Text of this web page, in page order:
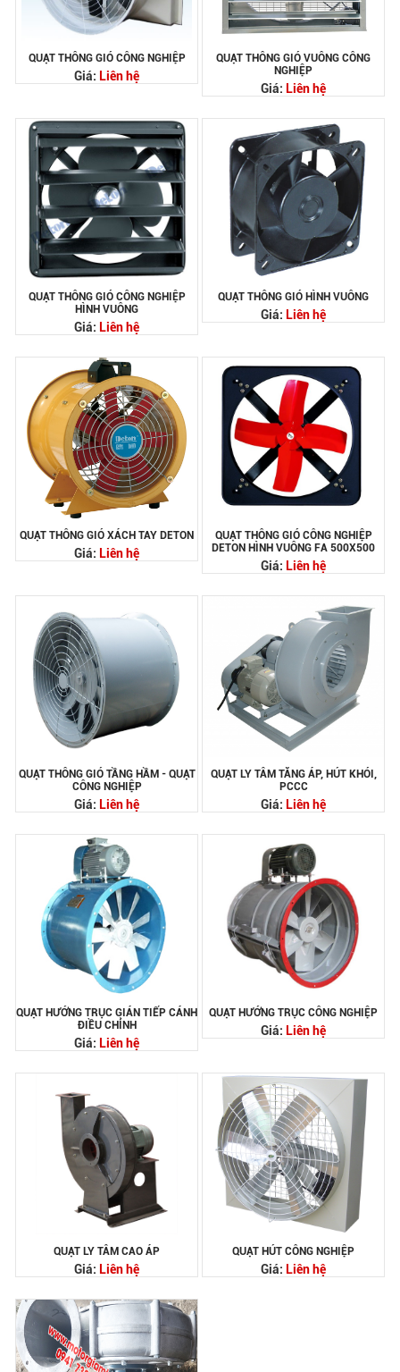
QUẠT THÔNG GIÓ CÔNG NGHIỆP
Giá: Liên hệ
QUẠT THÔNG GIÓ VUÔNG CÔNG
NGHIỆP
Giá: Liên hệ
QUẠT THÔNG GIÓ CÔNG NGHIỆP
HÌNH VUÔNG
Giá: Liên hệ
QUẠT THÔNG GIÓ HÌNH VUÔNG
Giá: Liên hệ
QUẠT THÔNG GIÓ XÁCH TAY DETON
Giá: Liên hệ
QUẠT THÔNG GIÓ CÔNG NGHIỆP
DETON HÌNH VUÔNG FA 500X500
Giá: Liên hệ
QUẠT THÔNG GIÓ TẦNG HẦM - QUẠT
CÔNG NGHIỆP
Giá: Liên hệ
QUẠT LY TÂM TĂNG ÁP, HÚT KHÓI,
PCCC
Giá: Liên hệ
QUẠT HƯỚNG TRỤC GIÁN TIẾP CÁNH
ĐIỀU CHỈNH
Giá: Liên hệ
QUẠT HƯỚNG TRỤC CÔNG NGHIỆP
Giá: Liên hệ
QUẠT LY TÂM CAO ÁP
Giá: Liên hệ
QUẠT HÚT CÔNG NGHIỆP
Giá: Liên hệ